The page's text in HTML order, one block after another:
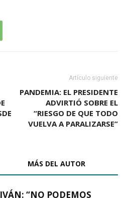
Artículo siguiente
PANDEMIA: EL PRESIDENTE
ADVIRTIÓ SOBRE EL
“RIESGO DE QUE TODO
VUELVA A PARALIZARSE”
MÁS DEL AUTOR
“NO PODEMOS